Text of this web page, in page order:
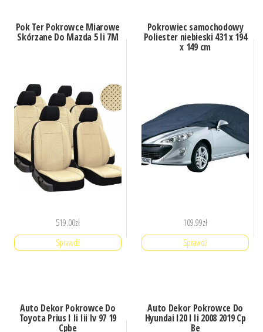
Pok Ter Pokrowce Miarowe
Skórzane Do Mazda 5 Ii 7M
519.00zł
Sprawdź
Pokrowiec samochodowy
Poliester niebieski 431 x 194
x 149 cm
109.99zł
Sprawdź
Auto Dekor Pokrowce Do
Toyota Prius I Ii Iii Iv 97 19
Cpbe
Auto Dekor Pokrowce Do
Hyundai I20 I Ii 2008 2019 Cp
Be